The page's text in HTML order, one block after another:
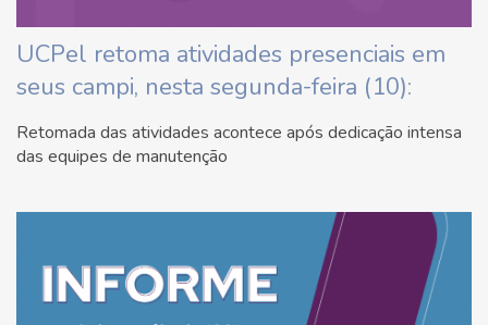
UCPel retoma atividades presenciais em
seus campi, nesta segunda-feira (10):
Retomada das atividades acontece após dedicação intensa
das equipes de manutenção